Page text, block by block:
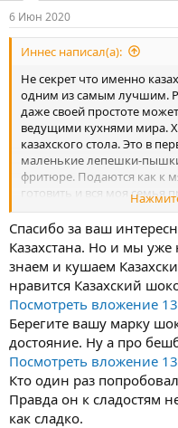
6 Июн 2020
Иннес написал(а):
Не секрет что именно
одним из самым лучшим.
даже своей простоте
ведущими кухнями мира.
казахского стола. Это в
маленькие лепешки-
фритюре. Подаются как к
готовить и вся моя семья
Вторая сладость,
любимый во всей Азии чак-
многих регионах России
видела. Кусочки теста в
обжариваются во
перемешиваются.Одна из
Ну и конечно
идеально сочетающиеся
Необычное сочетание
Обязательно попробуйте,
Спасибо за ваш
Казахстана. Но и мы
знаем и кушаем
нравится Казахский
Посмотреть вложение
Берегите вашу марку
достояние. Ну а про
Посмотреть вложение
Кто один раз
Правда он к сладостям
как сладко.